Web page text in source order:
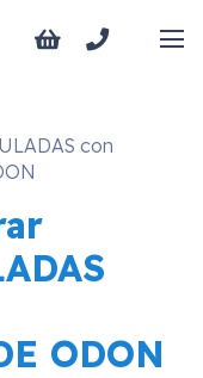
con
ODON